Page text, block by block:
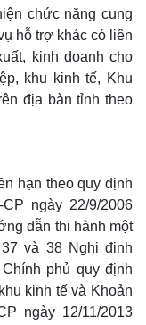
chức năng cung
hỗ trợ khác có liên
kinh doanh cho
khu kinh tế, Khu
địa bàn tỉnh theo
hạn theo quy định
ngày 22/9/2006
dẫn thi hành một
và 38 Nghị định
phủ quy định
kinh tế và Khoản
ngày 12/11/2013